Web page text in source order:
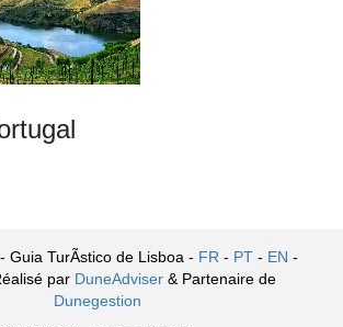
Guia TurÃ­stico de Lisboa - FR - PT - EN -
par DuneAdviser & Partenaire de
Dunegestion